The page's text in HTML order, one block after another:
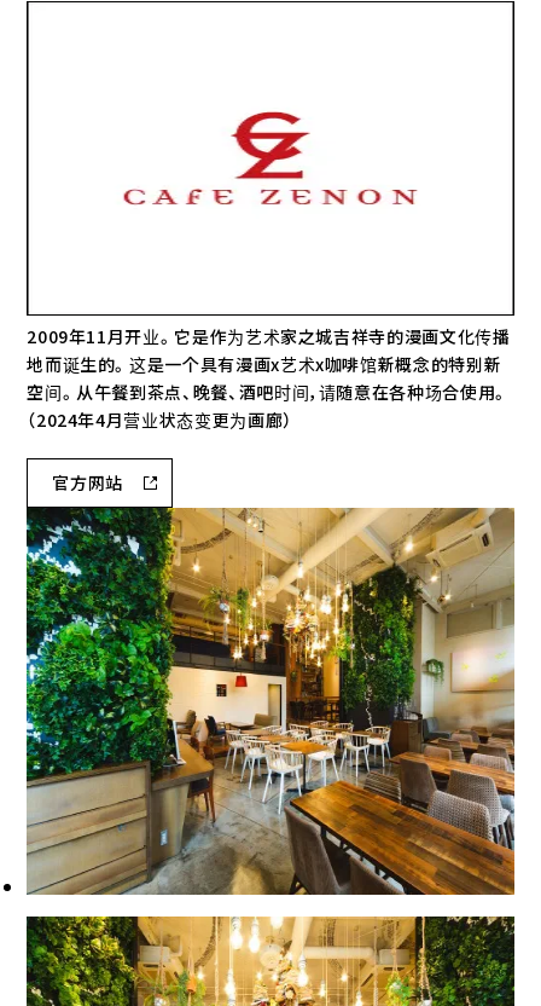
2009年11月开业。它是作为艺术家之城吉祥寺的漫画文化传播
地而诞生的。这是一个具有漫画x艺术x咖啡馆新概念的特别新
空间。从午餐到茶点、晚餐、酒吧时间，请随意在各种场合使用。
（2024年4月营业状态变更为画廊）
官方网站